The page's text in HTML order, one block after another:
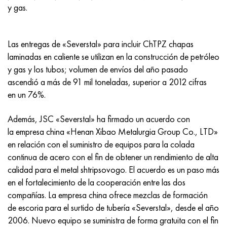
y gas.
Las entregas de «Severstal» para incluir ChTPZ chapas
laminadas en caliente se utilizan en la construcción de petróleo
y gas y los tubos; volumen de envíos del año pasado
ascendió a más de 91 mil toneladas, superior a 2012 cifras
en un 76%.
Además, JSC «Severstal» ha firmado un acuerdo con
la empresa china «Henan Xibao Metalurgia Group Co., LTD»
en relación con el suministro de equipos para la colada
continua de acero con el fin de obtener un rendimiento de alta
calidad para el metal shtripsovogo. El acuerdo es un paso más
en el fortalecimiento de la cooperación entre las dos
compañías. La empresa china ofrece mezclas de formación
de escoria para el surtido de tubería «Severstal», desde el año
2006. Nuevo equipo se suministra de forma gratuita con el fin
Incotherm
Jette M152
Cobalto 6B
René 41
Maraging 300
Maraging 350
MP35N
47ND
49KF
49K2F, 49K2FA-VI
Aleación 50NP
50NHS
Aleación 52N
52K12F
HN62VMYUT
HN63MB
XN65VM
KhN67MVTYu
KhN68VKTYU
KhN68VMTYUK-vd
KhN70VMTYu
VT-35
PT-3V
PT-7M
SPT-2 sv
A LAS 3
3M
TL3
1.4466 - AISI 310MoLn
15-7Ph® - 1.4532
PH 13-8 meses - 1.4534
Custom 455® - 1.4543 - uns s45500
1.4545 - 15-5Ph®
1.4548 - 17-4Ph®
1.4550 - AISI 347
10X17H13M3T
11X11N2V2MF
12Х18Н9Т
15x11mf
15х12vnmf
15Х12Н2MVFAB
15X16K5N2MVFAB
2,0872, CuNi10Fe1Mn, Cw352h
CW301G, C64200
bronce de silicio
C65620, CuSi3Fe2Zn3
C65100, CuSi1.5
Bronce estaño-plomo
c92200, CuSn6Zn4Pb2
latón rojo
C83600, CuSn5ZnPb
45G2, 45g2, AISI 1144
10g2, 10g2, AISI 1513
12X2H4A, 15NiCr13, 1.5752
20G, 20mn5
20XH3A, AISI 4320, 20hn3a
20HM, 24CrMo5, 20hm
25KhGM, 20CrMo5, 1.7264
Р6М5, 1.3343, hs6-5-2, sw7m
R6M5F3, 1.3344, hs6-5-3
9М4К8,1.3207
P18, 1,3355, hs18-0-1, sw18
Acero carbono
10,1.1645, C105W1
11G12, 110G13L, X120Mn12